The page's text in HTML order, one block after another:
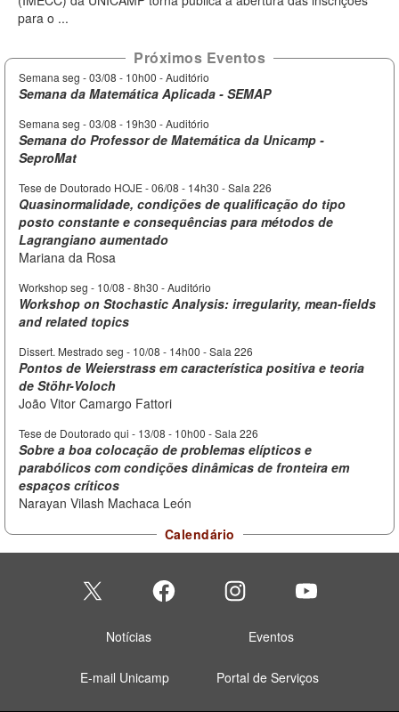
para o ...
Próximos Eventos
Semana seg -03/08 - 10h00 - Auditório
Semana da Matemática Aplicada - SEMAP
Semana seg -03/08 - 19h30 - Auditório
Semana do Professor de Matemática da Unicamp -
SeproMat
Tese de Doutorado HOJE -06/08 - 14h30 - Sala 226
Quasinormalidade, condições de qualificação do tipo
posto constante e consequências para métodos de
Lagrangiano aumentado
Mariana da Rosa
Workshop seg - 10/08 - 8h30 - Auditório
Workshop on Stochastic Analysis: irregularity, mean-fields
and related topics
Dissert. Mestrado seg - 10/08 - 14h00 - Sala 226
Pontos de Weierstrass em característica positiva e teoria
de Stöhr-Voloch
João Vitor Camargo Fattori
Tese de Doutorado qui - 13/08 - 10h00 - Sala 226
Sobre a boa colocação de problemas elípticos e
parabólicos com condições dinâmicas de fronteira em
espaços críticos
Narayan Vilash Machaca León
Calendário
Notícias Eventos
E-mail Unicamp Portal de Serviços